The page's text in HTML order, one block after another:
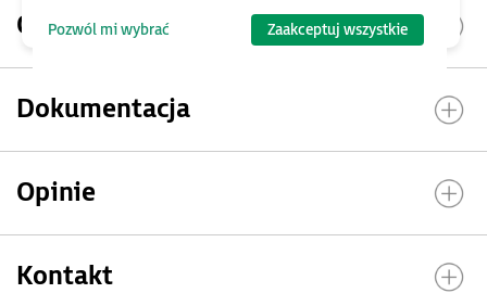
Opis produktu
Dokumentacja
Opinie
Kontakt
Pozwól mi wybrać Zaakceptuj wszystkie